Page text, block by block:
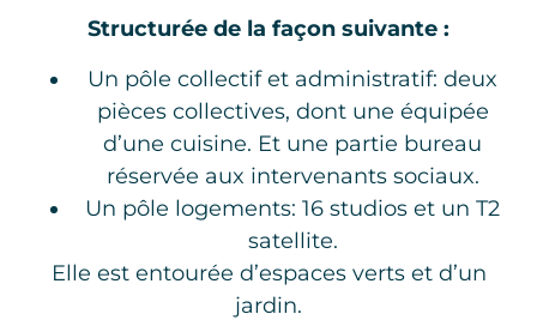
Structurée de la façon suivante :
Un pôle collectif et administratif: deux
pièces collectives, dont une équipée
d’une cuisine. Et une partie bureau
réservée aux intervenants sociaux.
Un pôle logements: 16 studios et un T2
satellite.
Elle est entourée d’espaces verts et d’un
jardin.